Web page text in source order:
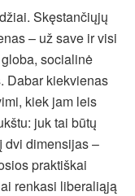
Skęstančiųjų
– už save ir visi
socialinė
Dabar kiekvienas
kiek jam leis
juk tai būtų
dvi dimensijas –
praktiškai
renkasi liberaliąją